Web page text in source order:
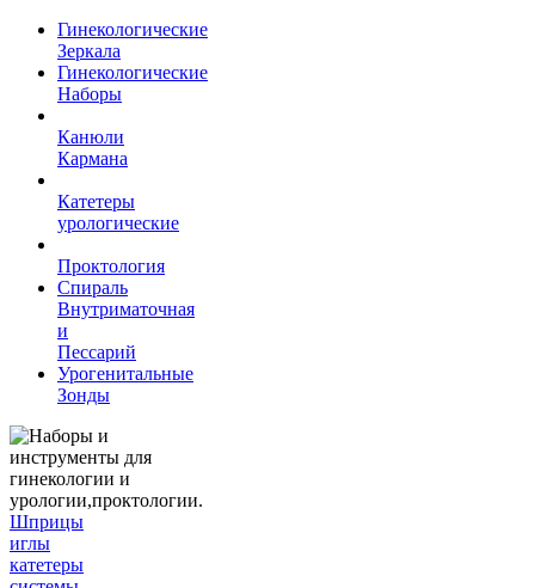
Гинекологические
Зеркала
Гинекологические
Наборы
Канюли
Кармана
Катетеры
урологические
Проктология
Спираль
Внутриматочная
и
Пессарий
Урогенитальные
Зонды
Шприцы
иглы
катетеры